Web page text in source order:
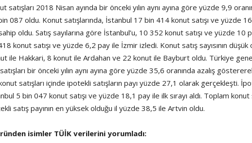
satışları 2018 Nisan ayında bir önceki yılın aynı ayına göre yüzde 9,9
087 oldu. Konut satışlarında, İstanbul 17 bin 414 konut satışı ve yüzde
oldu. Satış sayılarına göre İstanbul’u, 10 352 konut satışı ve yüzde 10
konut satışı ve yüzde 6,2 pay ile İzmir izledi. Konut satış sayısının düşük
ile Hakkari, 8 konut ile Ardahan ve 22 konut ile Bayburt oldu. Türkiye
bir önceki yılın aynı ayına göre yüzde 35,6 oranında azalış
satışları içinde ipotekli satışların payı yüzde 27,1 olarak gerçekleşti.
5 bin 047 konut satışı ve yüzde 18,1 pay ile ilk sırayı aldı. Toplam konut
satış payının en yüksek olduğu il yüzde 38,5 ile Artvin oldu.
isimler TÜİK verilerini yorumladı: